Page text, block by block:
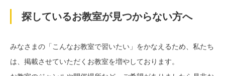
探しているお教室が見つからない方へ
みなさまの「こんなお教室で習いたい」をかなえるため、私たち
は、掲載させていただくお教室を増やしております。